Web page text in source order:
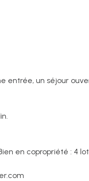
entrée, un séjour
en copropriété : 4